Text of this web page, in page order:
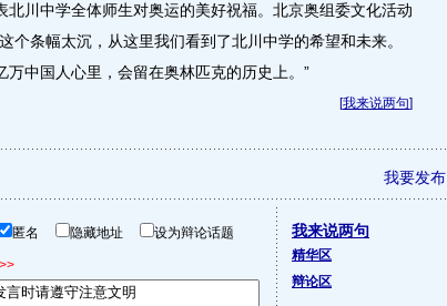
北川中学全体师生对奥运的美好祝福。北京奥组委文化活动
个条幅太沉，从这里我们看到了北川中学的希望和未来。
万中国人心里，会留在奥林匹克的历史上。”
[我来说两句]
我要发布
匿名 隐藏地址 设为辩论话题 我来说两句
精华区
辩论区